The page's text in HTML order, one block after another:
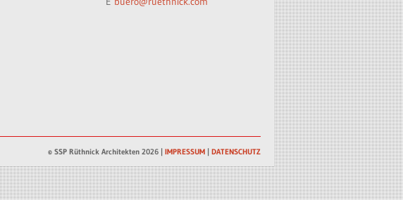
© SSP Rüthnick Architekten 2026 | IMPRESSUM | DATENSCHUTZ